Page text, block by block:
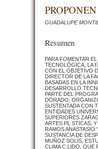
GUADALUPE
Resumen
PARA FOMENTAR
TECNOLÓGICA, LA
CON EL OBJETIVO
DIRECTOR DE LA
BASADAS EN LA
DESARROLLO
PARTE DEL
DORADO,
SUSTENTADA CON
ENTIDADES
SUPERIORES
ARTES PL STICAS,
RAMOS
SUSTANCIA DE
MUÑOZ SOLÍS,
CLIMA C LIDO, QUE